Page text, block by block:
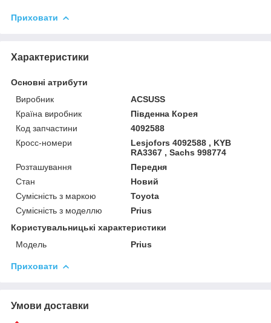
Приховати
Характеристики
Основні атрибути
Виробник
ACSUSS
Країна виробник
Південна Корея
Код запчастини
4092588
Кросс-номери
Lesjofors 4092588 , KYB
RA3367 , Sachs 998774
Розташування
Передня
Стан
Новий
Сумісність з маркою
Toyota
Сумісність з моделлю
Prius
Користувальницькі характеристики
Мoдель
Prius
Приховати
Умови доставки